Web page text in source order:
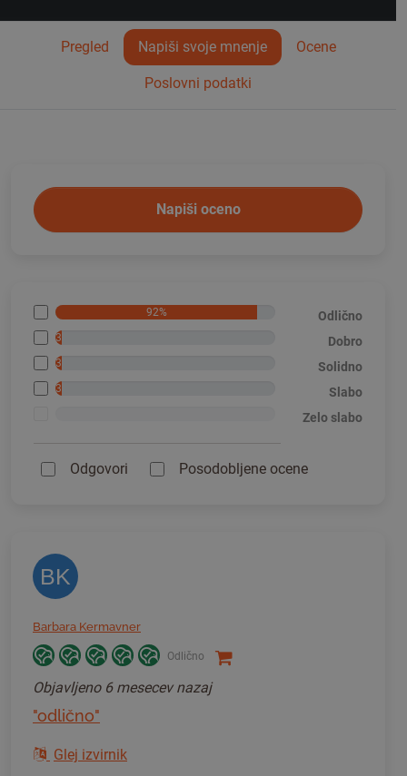
Pregled Napiši svoje mnenje Ocene
Poslovni podatki
Napiši oceno
92% Odlično
3% Dobro
3% Solidno
3% Slabo
Zelo slabo
Odgovori Posodobljene ocene
BK
Barbara Kermavner
Odlično
Objavljeno 6 mesecev nazaj
"odlično"
Glej izvirnik